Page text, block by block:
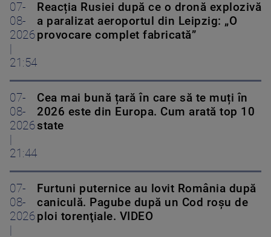
07-
08-
2026
21:54
Reacția Rusiei după ce o dronă explozivă
a paralizat aeroportul din Leipzig: „O
provocare complet fabricată”
07-
08-
2026
21:44
Cea mai bună țară în care să te muți în
2026 este din Europa. Cum arată top 10
state
07-
08-
2026
Furtuni puternice au lovit România după
caniculă. Pagube după un Cod roşu de
ploi torenţiale. VIDEO